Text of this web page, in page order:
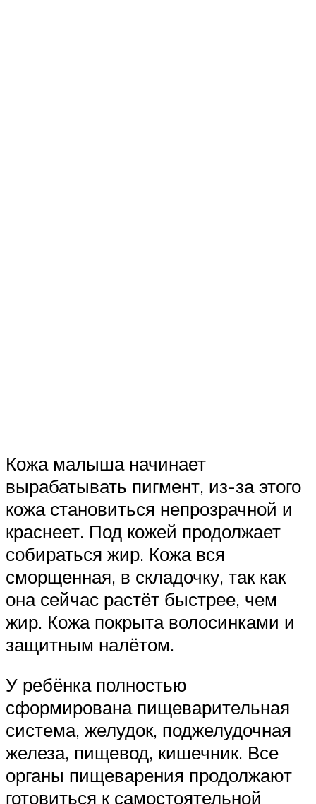
Кожа малыша начинает
вырабатывать пигмент, из-за этого
кожа становиться непрозрачной и
краснеет. Под кожей продолжает
собираться жир. Кожа вся
сморщенная, в складочку, так как
она сейчас растёт быстрее, чем
жир. Кожа покрыта волосинками и
защитным налётом.
У ребёнка полностью
сформирована пищеварительная
система, желудок, поджелудочная
железа, пищевод, кишечник. Все
органы пищеварения продолжают
готовиться к самостоятельной